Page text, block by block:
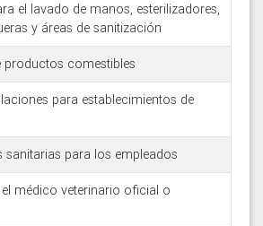
el lavado de manos, esterilizadores,
y áreas de sanitización
productos comestibles
para establecimientos de
sanitarias para los empleados
médico veterinario oficial o